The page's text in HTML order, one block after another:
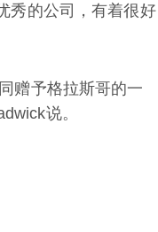
秀的公司，有着很好
赠予格拉斯哥的一
说。